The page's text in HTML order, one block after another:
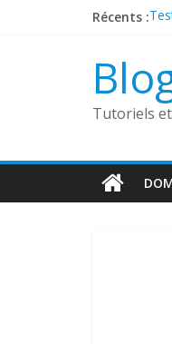
Récents :
Tutoriels